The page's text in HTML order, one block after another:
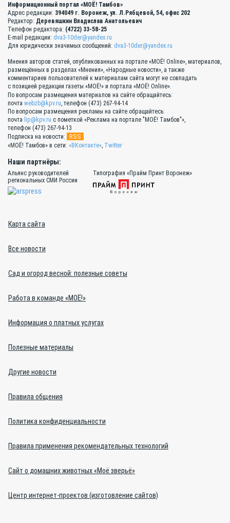
Информационный портал «МОЁ! Тамбов»
Адрес редакции: 394049 г. Воронеж, ул. Л.Рябцевой, 54, офис 202
Редактор: Деревяшкин Владислав Анатольевич
Телефон редактора: (4722) 33-58-25
E-mail редакции: dva3-10der@yandex.ru
Для юридически значимых сообщений: dva3-10der@yandex.ru
Мнения авторов статей, опубликованных на портале «МОЁ! Online», материалов,
размещённых в разделах «Мнения», «Народные новости», а также
комментариев пользователей к материалам сайта могут не совпадать
с позицией редакции газеты «МОЁ!» и портала «МОЁ! Online».
По вопросам размещения материалов на сайте обращайтесь:
почта webzb@kpv.ru, телефон (473) 267-94-14
По вопросам размещения рекламы на сайте обращайтесь:
почта lip@kpv.ru с пометкой «Реклама на портале "МОЁ! Тамбов"»,
телефон (473) 267-94-13
Подписка на новости:
RSS
«МОЁ! Тамбов» в сети: «ВКонтакте», Twitter
Наши партнёры:
Альянс руководителей
региональных СМИ России
Типография «Прайм Принт Воронеж»
Карта сайта
Все новости
Сад и огород весной: полезные советы
Работа в команде «МОЁ!»
Информация о платных услугах
Полезные материалы
Другие новости
Правила общения
Политика конфиденциальности
Правила применения рекомендательных технологий
Сайт о домашних животных «Моё зверьё»
Центр интернет-проектов (изготовление сайтов)